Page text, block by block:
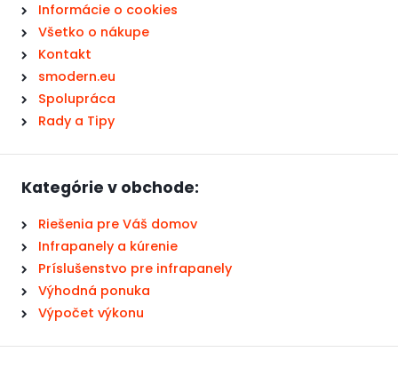
Informácie o cookies
Všetko o nákupe
Kontakt
smodern.eu
Spolupráca
Rady a Tipy
Kategórie v obchode:
Riešenia pre Váš domov
Infrapanely a kúrenie
Príslušenstvo pre infrapanely
Výhodná ponuka
Výpočet výkonu